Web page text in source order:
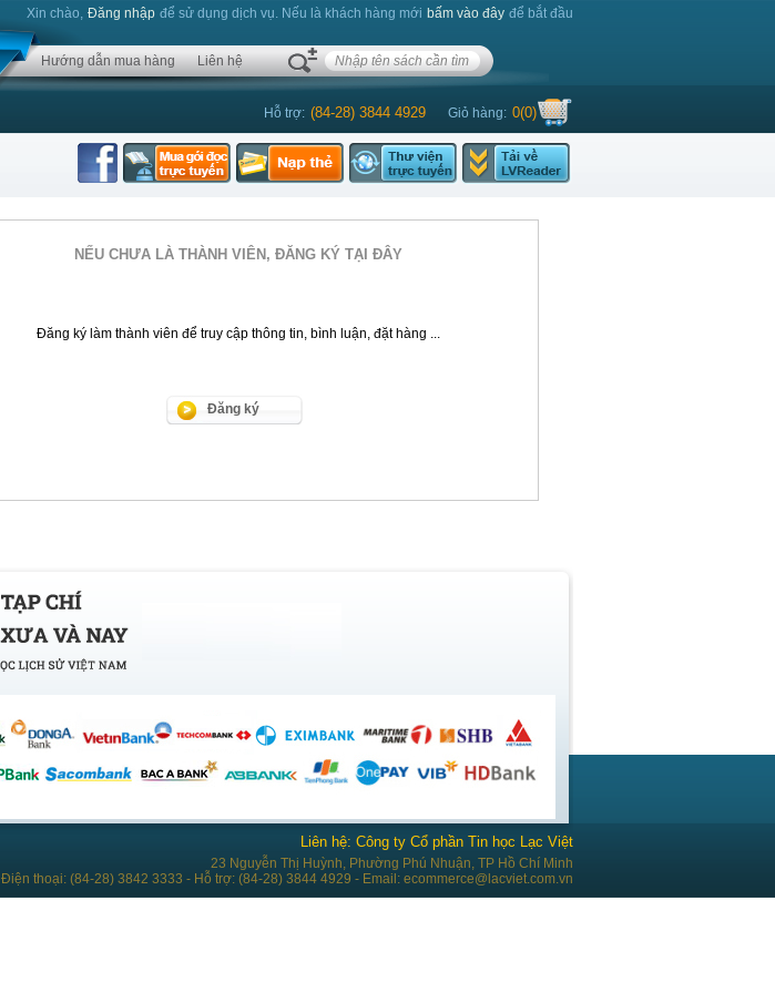
Xin chào, Đăng nhập để sử dụng dịch vụ. Nếu là khách hàng mới bấm vào đây để bắt đầu
Hướng dẫn mua hàng Liên hệ
Hỗ trợ: (84-28) 3844 4929 Giỏ hàng: 0(0)
NẾU CHƯA LÀ THÀNH VIÊN, ĐĂNG KÝ TẠI ĐÂY
Đăng ký làm thành viên để truy cập thông tin, bình luận, đặt hàng ...
Đăng ký
Liên hệ: Công ty Cổ phần Tin học Lạc Việt
23 Nguyễn Thị Huỳnh, Phường Phú Nhuận, TP Hồ Chí Minh
Điện thoại: (84-28) 3842 3333 - Hỗ trợ: (84-28) 3844 4929 - Email: ecommerce@lacviet.com.vn